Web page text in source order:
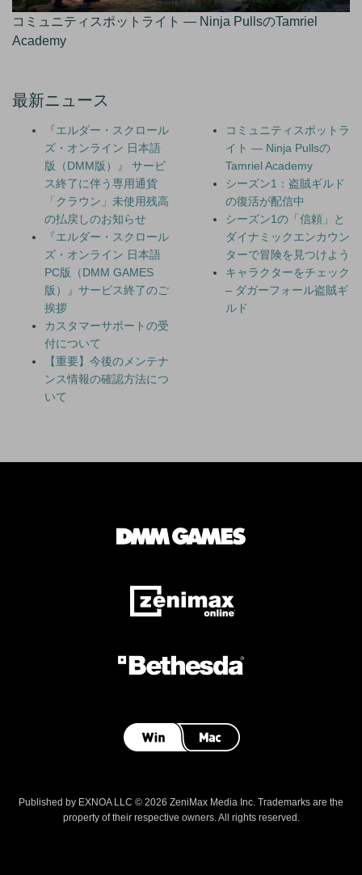
コミュニティスポットライト — Ninja PullsのTamriel
Academy
最新ニュース
『エルダー・スクロール
ズ・オンライン 日本語
版（DMM版）』 サービ
ス終了に伴う専用通貨
「クラウン」未使用残高
の払戻しのお知らせ
『エルダー・スクロール
ズ・オンライン 日本語
PC版（DMM GAMES
版）』サービス終了のご
挨拶
カスタマーサポートの受
付について
【重要】今後のメンテナ
ンス情報の確認方法につ
いて
コミュニティスポットラ
イト — Ninja Pullsの
Tamriel Academy
シーズン1：盗賊ギルド
の復活が配信中
シーズン1の「信頼」と
ダイナミックエンカウン
ターで冒険を見つけよう
キャラクターをチェック
– ダガーフォール盗賊ギ
ルド
Published by EXNOA LLC © 2026 ZeniMax Media Inc. Trademarks are the
property of their respective owners. All rights reserved.